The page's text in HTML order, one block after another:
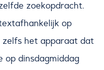
zoekopdracht.
op
zelfs het apparaat dat
op dinsdagmiddag